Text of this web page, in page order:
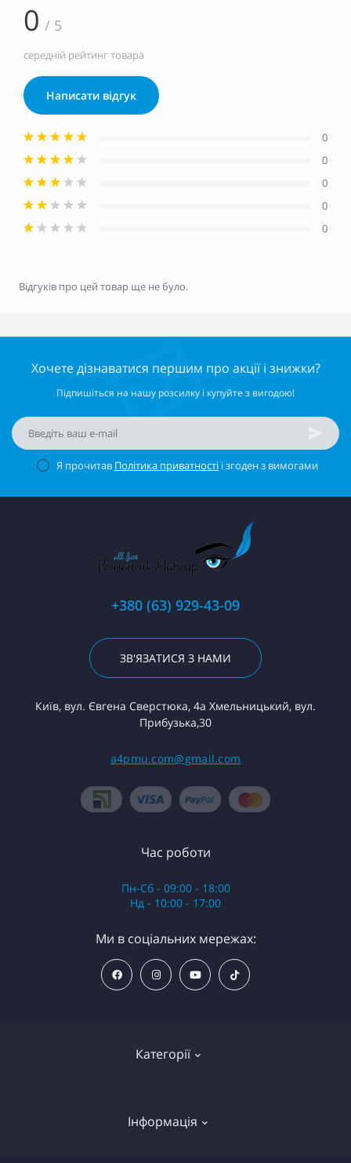
0 / 5
середній рейтинг товара
Написати відгук
0
0
0
0
0
Відгуків про цей товар ще не було.
Хочете дізнаватися першим про акції і знижки?
Підпишіться на нашу розсилку і купуйте з вигодою!
Я прочитав Політика приватності і згоден з вимогами
+380 (63) 929-43-09
ЗВ'ЯЗАТИСЯ З НАМИ
Київ, вул. Євгена Сверстюка, 4а Хмельницький, вул.
Прибузька,30
a4pmu.com@gmail.com
Категорії
Інформація
Час роботи
Пн-Сб - 09:00 - 18:00
Нд - 10:00 - 17:00
Ми в соціальних мережах: